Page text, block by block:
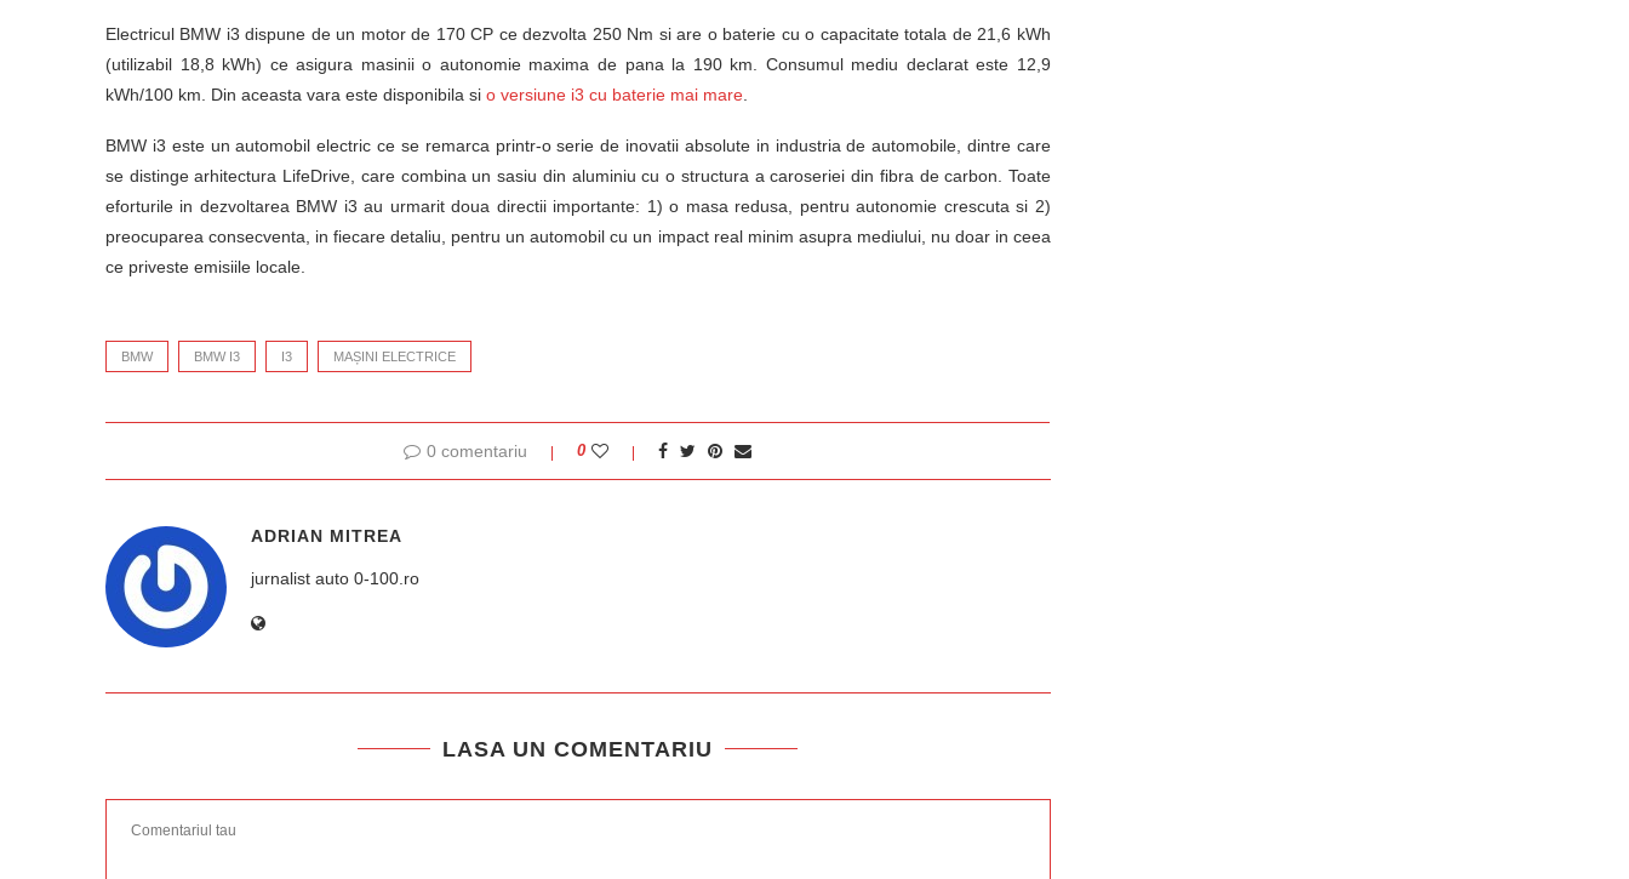
Electricul BMW i3 dispune de un motor de 170 CP ce dezvolta 250 Nm si are o baterie cu o capacitate totala de 21,6 kWh
(utilizabil 18,8 kWh) ce asigura masinii o autonomie maxima de pana la 190 km. Consumul mediu declarat este 12,9
kWh/100 km. Din aceasta vara este disponibila si o versiune i3 cu baterie mai mare
BMW i3 este un automobil electric ce se remarca printr-o serie de inovatii absolute in industria de automobile, dintre care
se distinge arhitectura LifeDrive, care combina un sasiu din aluminiu cu o structura a caroseriei din fibra de carbon. Toate
eforturile in dezvoltarea BMW i3 au urmarit doua directii importante: 1) o masa redusa, pentru autonomie crescuta si 2)
preocuparea consecventa, in fiecare detaliu, pentru un automobil cu un impact real minim asupra mediului, nu doar in ceea
ce priveste emisiile locale.
BMW BMW I3 I3 MAȘINI ELECTRICE
0 comentariu 0
ADRIAN MITREA
jurnalist auto 0-100.ro
LASA UN COMENTARIU